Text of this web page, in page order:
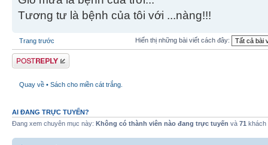
Tương tư là bệnh của tôi với ...nàng!!!
Trang trước Hiển thị những bài viết cách đây:
Gửi bài trả lời
Quay về • Sách cho miền cát trắng.
AI ĐANG TRỰC TUYẾN?
Đang xem chuyên mục này: Không có thành viên nào đang trực tuyến và 71 khách